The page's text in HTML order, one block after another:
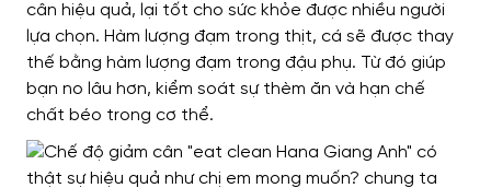
cân hiệu quả, lại tốt cho sức khỏe được nhiều người
lựa chọn. Hàm lượng đạm trong thịt, cá sẽ được thay
thế bằng hàm lượng đạm trong đậu phụ. Từ đó giúp
bạn no lâu hơn, kiểm soát sự thèm ăn và hạn chế
chất béo trong cơ thể.